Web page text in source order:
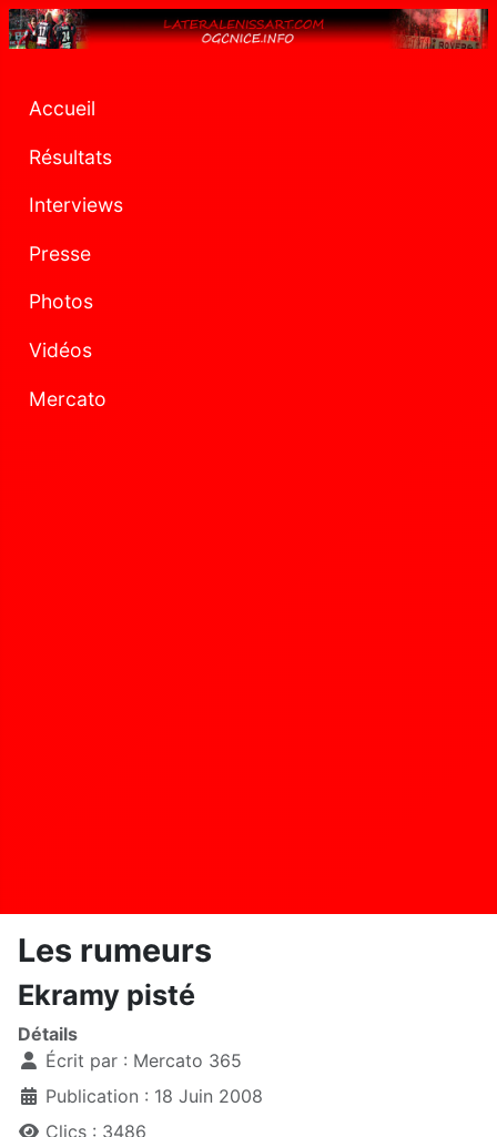
Accueil
Résultats
Interviews
Presse
Photos
Vidéos
Mercato
Les rumeurs
Ekramy pisté
Détails
Écrit par : Mercato 365
Publication : 18 Juin 2008
Clics : 3486